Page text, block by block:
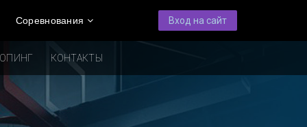
Соревнования Вход на сайт
КОНТАКТЫ